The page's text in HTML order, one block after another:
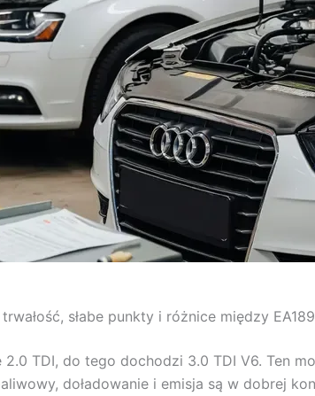
słabe punkty i różnice między
2.0 TDI, do tego dochodzi 3.0 TDI V6. Ten
doładowanie i emisja są w dobrej